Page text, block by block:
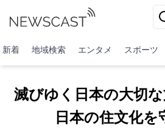
新着 地域検索 エンタメ スポーツ
滅びゆく日本の大切
日本の住文化を